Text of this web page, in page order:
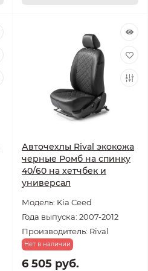
Авточехлы Rival экокожа
черные Ромб на спинку
40/60 на хетчбек и
универсал
Модель: Kia Ceed
Года выпуска: 2007-2012
Производитель: Rival
Нет в наличии
6 505 руб.